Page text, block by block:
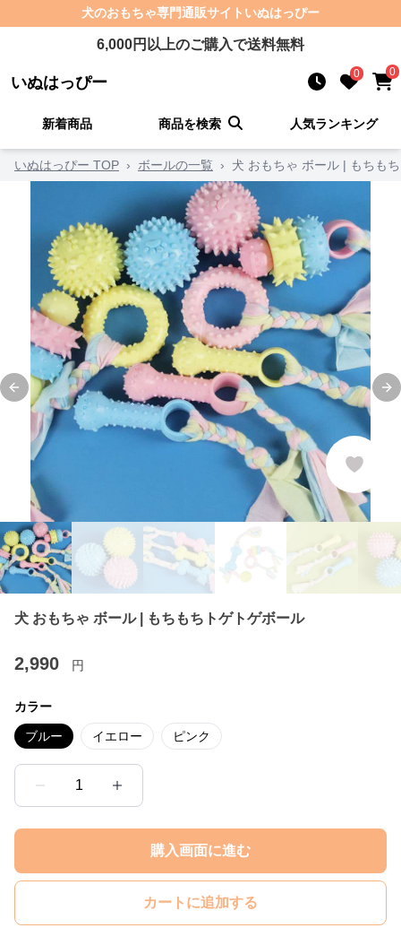
犬のおもちゃ専門通販サイト いぬはっぴー
6,000円以上のご購入で送料無料
いぬはっぴー 0 0
新着商品 商品を検索 人気ランキング
いぬはっぴー TOP › ボールの一覧 › 犬 おもちゃ ボール | もちも
Previous slide
犬 おもちゃ ボール | もちもちトゲトゲボール
2,990 円
カラー
ブルー イエロー ピンク
1
購入画面に進む
カートに追加する